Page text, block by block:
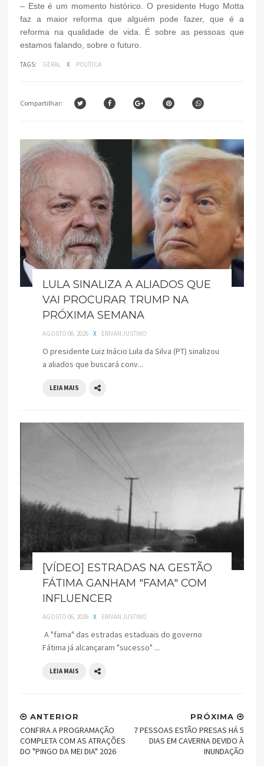
– Este é um momento histórico. O presidente Hugo Motta
faz a maior reforma que alguém pode fazer, que é a
reforma na qualidade de vida. É sobre as pessoas que
estamos falando, sobre o futuro.
TAGS: GERAL X POLÍTICA
Compartilhar:
LULA SINALIZA A ALIADOS QUE
VAI PROCURAR TRUMP NA
PRÓXIMA SEMANA
AGOSTO 06, 2026 X ERIVAN JUSTINO
O presidente Luiz Inácio Lula da Silva (PT) sinalizou
a aliados que buscará conv...
LEIA MAIS
[VÍDEO] ESTRADAS NA GESTÃO
FÁTIMA GANHAM "FAMA" COM
INFLUENCER
AGOSTO 06, 2026 X ERIVAN JUSTINO
A "fama" das estradas estaduais do governo
Fátima já alcançaram "sucesso" ...
LEIA MAIS
PRÓXIMA
7 PESSOAS ESTÃO PRESAS HÁ 5
DIAS EM CAVERNA DEVIDO À
INUNDAÇÃO
ANTERIOR
CONFIRA A PROGRAMAÇÃO
COMPLETA COM AS ATRAÇÕES
DO "PINGO DA MEI DIA" 2026